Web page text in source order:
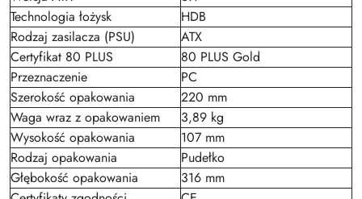
Technologia łożysk
HDB
Rodzaj zasilacza (PSU)
ATX
Certyfikat 80 PLUS
80 PLUS Gold
Przeznaczenie
PC
Szerokość opakowania
220 mm
Waga wraz z opakowaniem
3,89 kg
Wysokość opakowania
107 mm
Rodzaj opakowania
Pudełko
Głębokość opakowania
316 mm